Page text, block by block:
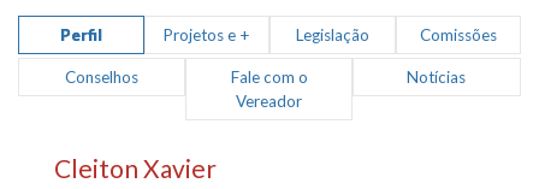
Perfil Projetos e + Legislação Comissões
Conselhos
Fale com o
Vereador
Notícias
Cleiton Xavier